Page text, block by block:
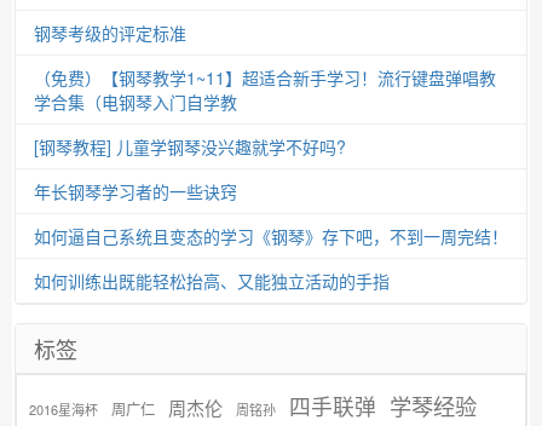
钢琴考级的评定标准
（免费）【钢琴教学1~11】超适合新手学习！流行键盘弹唱教
学合集（电钢琴入门自学教
[钢琴教程] 儿童学钢琴没兴趣就学不好吗?
年长钢琴学习者的一些诀窍
如何逼自己系统且变态的学习《钢琴》存下吧，不到一周完结！
如何训练出既能轻松抬高、又能独立活动的手指
标签
2016星海杯 周广仁 周杰伦 周铭孙 四手联弹 学琴经验